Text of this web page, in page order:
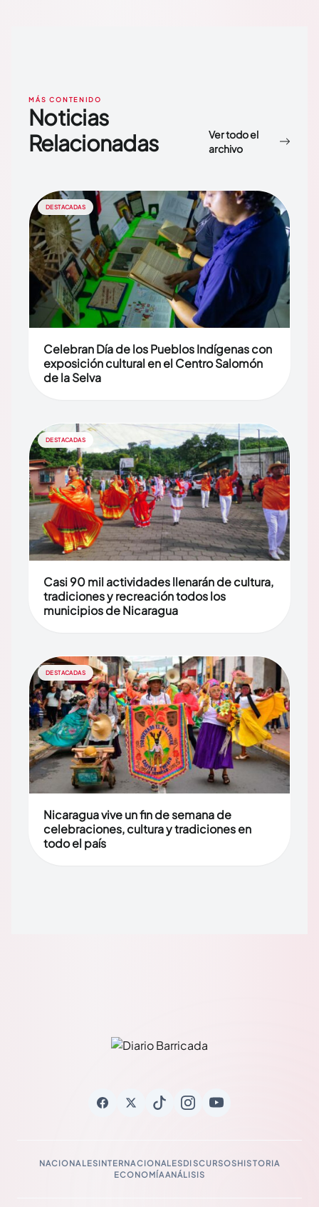
MÁS CONTENIDO
Noticias
Relacionadas
Ver todo el
archivo
DESTACADAS
Celebran Día de los Pueblos Indígenas con
exposición cultural en el Centro Salomón
de la Selva
DESTACADAS
Casi 90 mil actividades llenarán de cultura,
tradiciones y recreación todos los
municipios de Nicaragua
DESTACADAS
Nicaragua vive un fin de semana de
celebraciones, cultura y tradiciones en
todo el país
NACIONALESINTERNACIONALESDISCURSOSHISTORIA
ECONOMÍAANÁLISIS